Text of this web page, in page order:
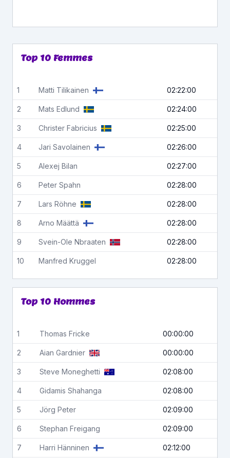
Top 10 Femmes
1 Matti Tilikainen 02:22:00
2 Mats Edlund 02:24:00
3 Christer Fabricius 02:25:00
4 Jari Savolainen 02:26:00
5 Alexej Bilan 02:27:00
6 Peter Spahn 02:28:00
7 Lars Röhne 02:28:00
8 Arno Määttä 02:28:00
9 Svein-Ole Nbraaten 02:28:00
10 Manfred Kruggel 02:28:00
Top 10 Hommes
1 Thomas Fricke 00:00:00
2 Aian Gardnier 00:00:00
3 Steve Moneghetti 02:08:00
4 Gidamis Shahanga 02:08:00
5 Jörg Peter 02:09:00
6 Stephan Freigang 02:09:00
7 Harri Hänninen 02:12:00